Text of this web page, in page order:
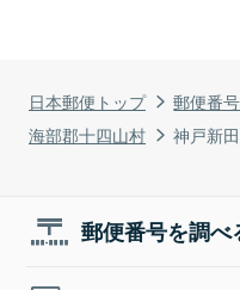
日本郵便トップ 郵便番
海部郡十四山村
神戸新田
郵便番号を調べ